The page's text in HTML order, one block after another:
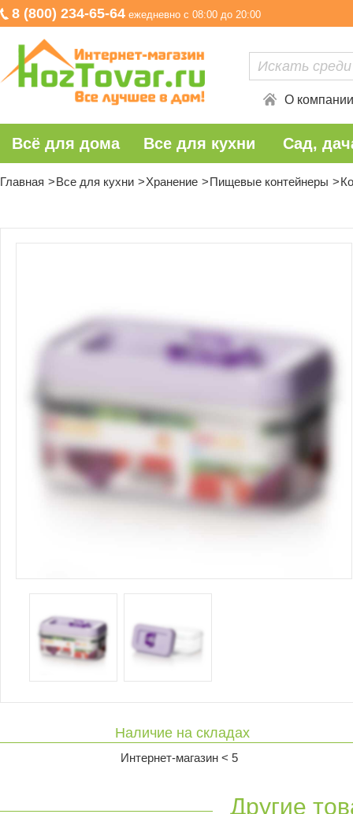
8 (800) 234-65-64 ежедневно с 08:00 до 20:00
О компании
Всё для дома Все для кухни Сад,
Главная Все для кухни Хранение Пищевые контейнеры
Наличие на складах
Интернет-магазин < 5
Другие